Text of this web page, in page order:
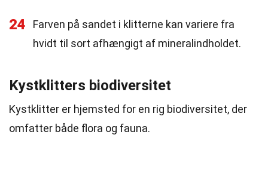
24
Farven på sandet i klitterne kan variere fra
hvidt til sort afhængigt af mineralindholdet.
Kystklitters biodiversitet
Kystklitter er hjemsted for en rig biodiversitet, der
omfatter både flora og fauna.